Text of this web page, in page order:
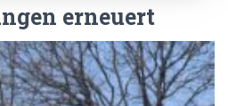
erneuert